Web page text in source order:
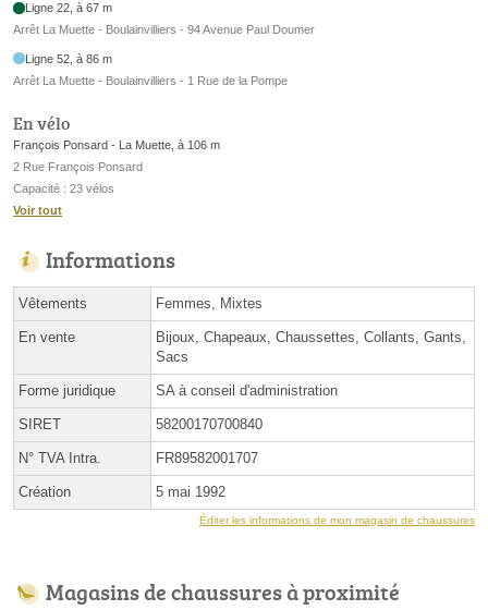
Ligne 22, à 67 m
Arrêt La Muette - Boulainvilliers - 94 Avenue Paul Doumer
Ligne 52, à 86 m
Arrêt La Muette - Boulainvilliers - 1 Rue de la Pompe
En vélo
François Ponsard - La Muette, à 106 m
2 Rue François Ponsard
Capacité : 23 vélos
Voir tout
Informations
Vêtements Femmes, Mixtes
En vente
Bijoux, Chapeaux, Chaussettes, Collants, Gants,
Sacs
Forme juridique SA à conseil d'administration
SIRET 58200170700840
N° TVA Intra. FR89582001707
Création 5 mai 1992
Éditer les informations de mon magasin de chaussures
Magasins de chaussures à proximité